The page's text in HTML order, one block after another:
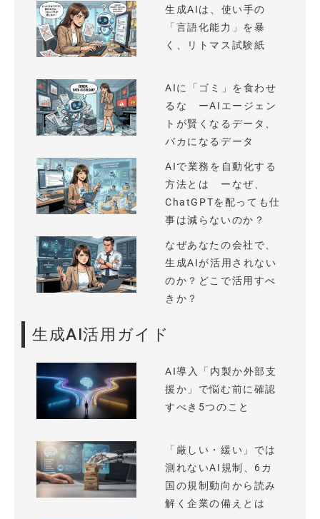
生成AIは、使い手の
「言語化能力」を暴
く、リトマス試験紙
AIに「ゴミ」を食わせ
るな ーAIエージェン
トが賢くなるデータ、
バカになるデータ
AIで業務を自動化する
方法とは ーなぜ、
ChatGPTを配っても仕
事は減らないのか？
なぜあなたの会社で、
生成AIが活用されない
のか？どこで活用すべ
きか？
生成AI活用ガイド
AI導入「内製か外部支
援か」で悩む前に確認
すべき5つのこと
「厳しい・緩い」では
測れないAI規制、6カ
国の規制動向から読み
解く企業の備えとは